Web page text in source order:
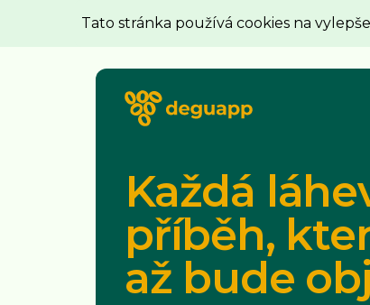
Tato stránka používá cookies na
Každá
příběh,
až bude